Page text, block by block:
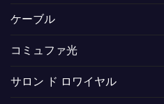
ケーブル
コミュファ光
サロン ド ロワイヤル